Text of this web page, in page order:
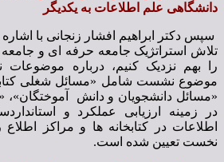
دانشگاهی علم اطلاعات به یکدیگر
سپس دکتر ابراهیم افشار زنجانی با اشاره
تلاش استراتژیک جامعه حرفه ای و
را بهم نزدیک کنیم، درباره
موضوع نشست شامل «مسائل شغلی
«مسائل دانشجویان و دانش آموختگان»،
در زمینه ارزیابی عملکرد و
اطلاعات در کتابخانه ها و مراکز
نخست تعیین شده است.